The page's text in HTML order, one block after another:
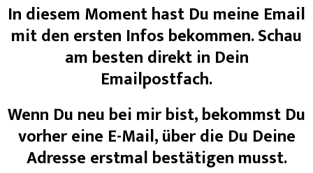
In diesem Moment hast Du meine Email
mit den ersten Infos bekommen. Schau
am besten direkt in Dein
Emailpostfach.
Wenn Du neu bei mir bist, bekommst Du
vorher eine E-Mail, über die Du Deine
Adresse erstmal bestätigen musst.